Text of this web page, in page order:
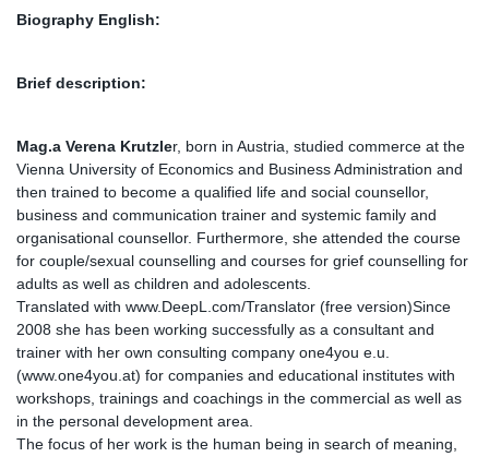
Biography English:
Brief description:
Mag.a Verena Krutzler, born in Austria, studied commerce at the
Vienna University of Economics and Business Administration and
then trained to become a qualified life and social counsellor,
business and communication trainer and systemic family and
organisational counsellor. Furthermore, she attended the course
for couple/sexual counselling and courses for grief counselling for
adults as well as children and adolescents.
Translated with www.DeepL.com/Translator (free version)Since
2008 she has been working successfully as a consultant and
trainer with her own consulting company one4you e.u.
(www.one4you.at) for companies and educational institutes with
workshops, trainings and coachings in the commercial as well as
in the personal development area.
The focus of her work is the human being in search of meaning,